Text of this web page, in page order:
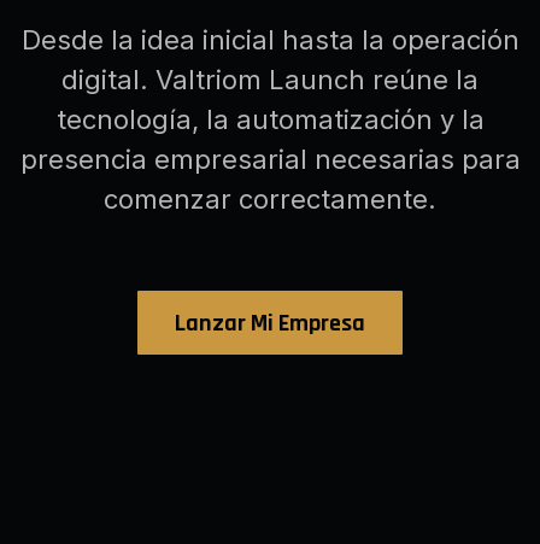
Desde la idea inicial hasta la operación
digital. Valtriom Launch reúne la
tecnología, la automatización y la
presencia empresarial necesarias para
comenzar correctamente.
Lanzar Mi Empresa